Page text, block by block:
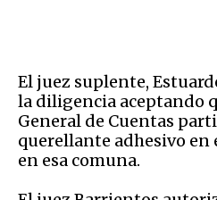
El juez suplente,
la diligencia aceptando
General de Cuentas
querellante adhesivo en
en esa comuna.